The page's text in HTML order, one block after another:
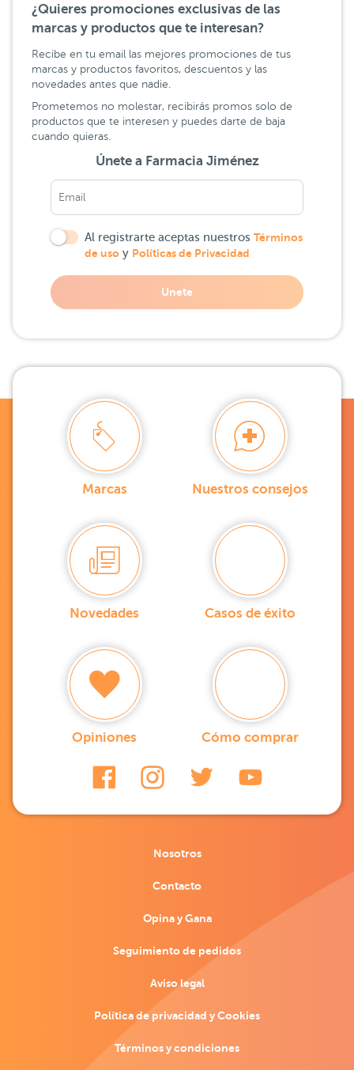
¿Quieres promociones exclusivas de las
marcas y productos que te interesan?
Recibe en tu email las mejores promociones de tus
marcas y productos favoritos, descuentos y las
novedades antes que nadie.
Prometemos no molestar, recibirás promos solo de
productos que te interesen y puedes darte de baja
cuando quieras.
Únete a Farmacia Jiménez
Al registrarte aceptas nuestros Términos
de uso y Políticas de Privacidad
Unete
Marcas Nuestros consejos
Novedades Casos de éxito
Opiniones Cómo comprar
Nosotros
Contacto
Opina y Gana
Seguimiento de pedidos
Aviso legal
Política de privacidad y Cookies
Términos y condiciones